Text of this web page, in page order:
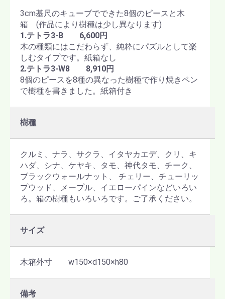
3cm基尺のキューブでできた8個のピースと木
箱 (作品により樹種は少し異なります)
1.テトラ3-B 6,600円
木の種類にはこだわらず、純粋にパズルとして楽
しむタイプです。紙箱なし
2.テトラ3-W8 8,910円
8個のピースを8種の異なった樹種で作り焼きペン
で樹種を書きました。紙箱付き
樹種
クルミ、ナラ、サクラ、イタヤカエデ、クリ、キ
ハダ、シナ、ケヤキ、タモ、神代タモ、チーク、
ブラックウォールナット、 チェリー、チューリッ
プウッド、メープル、イエローパインなどいろい
ろ。箱の樹種もいろいろです。ご了承ください。
サイズ
木箱外寸 w150×d150×h80
備考